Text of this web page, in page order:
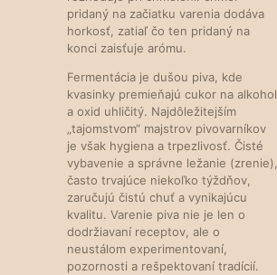
pridaný na začiatku varenia dodáva
horkosť, zatiaľ čo ten pridaný na
konci zaisťuje arómu.
Fermentácia je dušou piva, kde
kvasinky premieňajú cukor na alkohol
a oxid uhličitý. Najdôležitejším
„tajomstvom“ majstrov pivovarníkov
je však hygiena a trpezlivosť. Čisté
vybavenie a správne ležanie (zrenie),
často trvajúce niekoľko týždňov,
zaručujú čistú chuť a vynikajúcu
kvalitu. Varenie piva nie je len o
dodržiavaní receptov, ale o
neustálom experimentovaní,
pozornosti a rešpektovaní tradícií.